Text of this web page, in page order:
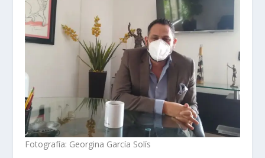
Fotografía: Georgina García Solís